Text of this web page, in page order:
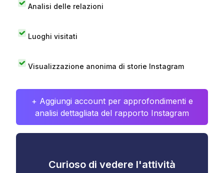
Analisi delle relazioni
Luoghi visitati
Visualizzazione anonima di storie Instagram
+ Aggiungi account per approfondimenti e
analisi dettagliata del rapporto Instagram
Curioso di vedere l'attività